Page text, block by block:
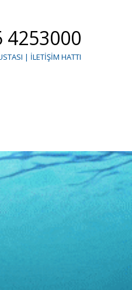
4253000
| İLETIŞIM HATTI